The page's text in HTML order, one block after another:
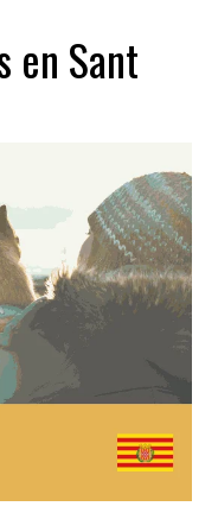
en Sant